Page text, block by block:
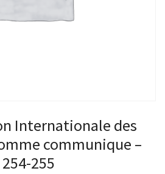
Internationale des
communique –
254-255